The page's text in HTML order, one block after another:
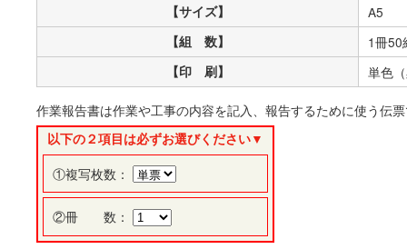
【サイズ】 A5
【組 数】 1冊50
【印 刷】 単色
作業報告書は作業や工事の内容を記入、報告するために使う伝
以下の２項目は必ずお選びください▼
①複写枚数：
②冊 数：